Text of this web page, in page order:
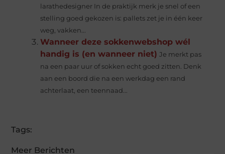
Meer Berichten
larathedesigner In de praktijk merk je snel of een
stelling goed gekozen is: pallets zet je in één keer
weg, vakken...
Wanneer deze sokkenwebshop wél
handig is (en wanneer niet) Je merkt pas
na een paar uur of sokken echt goed zitten. Denk
aan een boord die na een werkdag een rand
achterlaat, een teennaad...
Tags: